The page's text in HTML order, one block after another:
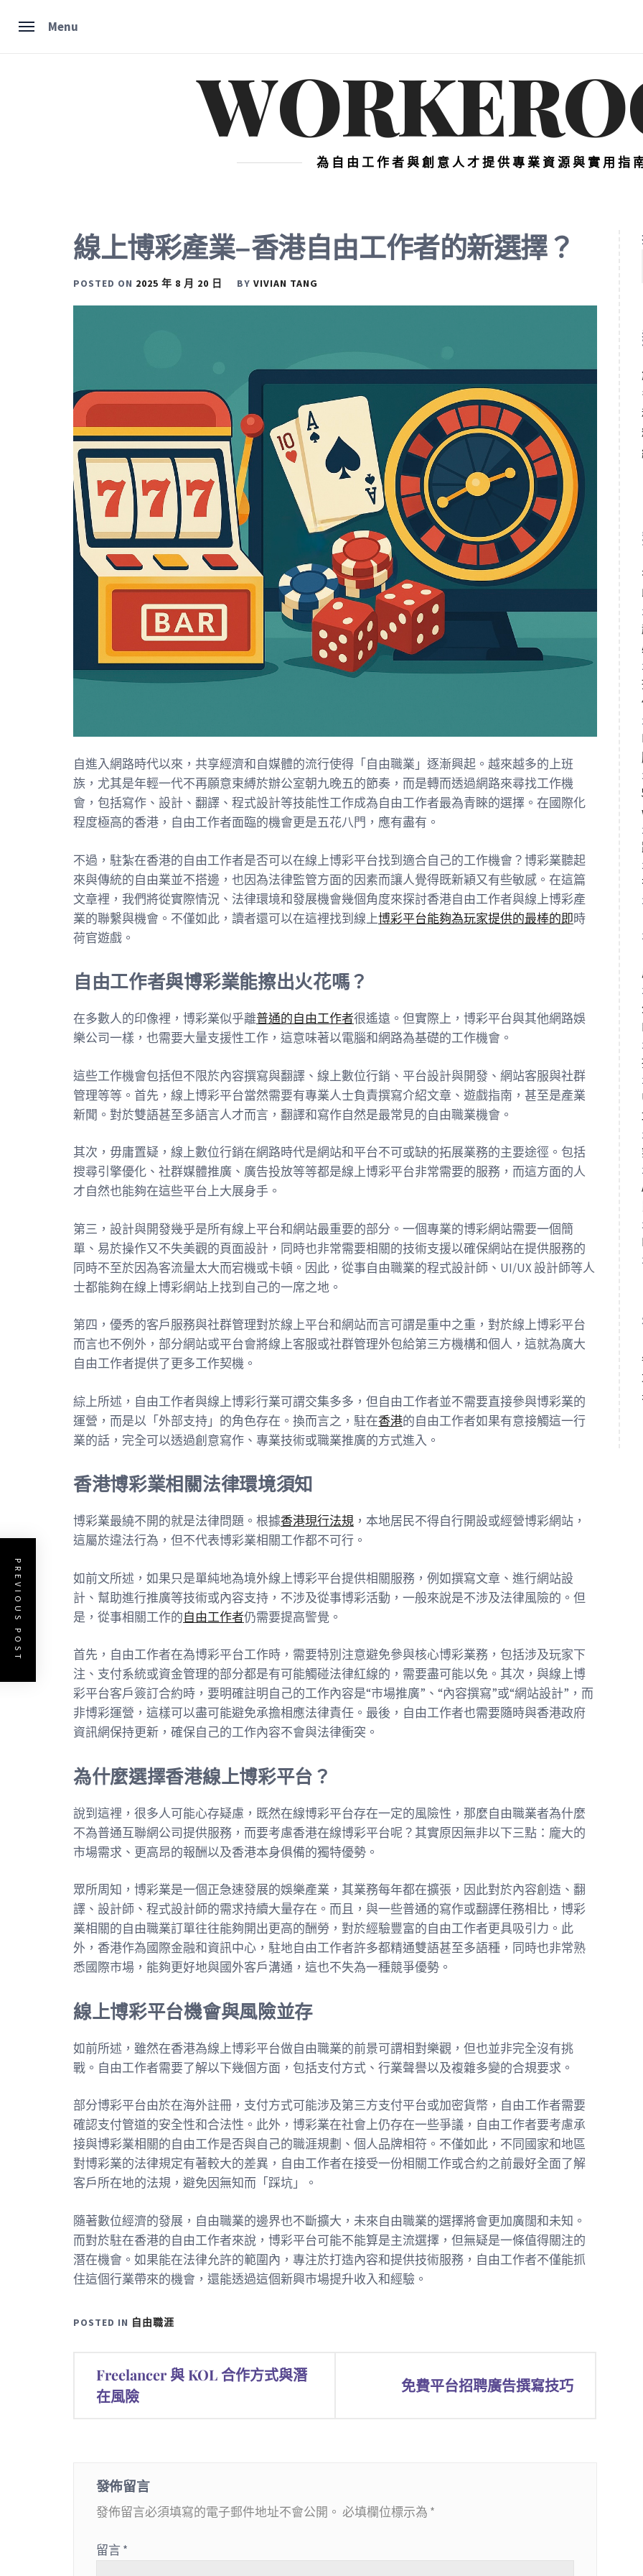
Menu
為自由工作者與創意人才提供專業資源與實用指
線上博彩產業–香港自由工作者的新選擇？
POSTED ON 2025 年 8 月 20 日 BY VIVIAN TANG
自進入網路時代以來，共享經濟和自媒體的流行使得「自由職業」逐漸興起。越來越多的上班
族，尤其是年輕一代不再願意束縛於辦公室朝九晚五的節奏，而是轉而透過網路來尋找工作機
會，包括寫作、設計、翻譯、程式設計等技能性工作成為自由工作者最為青睞的選擇。在國際化
程度極高的香港，自由工作者面臨的機會更是五花八門，應有盡有。
不過，駐紮在香港的自由工作者是否可以在線上博彩平台找到適合自己的工作機會？博彩業聽起
來與傳統的自由業並不搭邊，也因為法律監管方面的因素而讓人覺得既新穎又有些敏感。在這篇
文章裡，我們將從實際情況、法律環境和發展機會幾個角度來探討香港自由工作者與線上博彩產
業的聯繫與機會。不僅如此，讀者還可以在這裡找到線上博彩平台能夠為玩家提供的最棒的即時
荷官遊戲。
自由工作者與博彩業能擦出火花嗎？
在多數人的印像裡，博彩業似乎離普通的自由工作者很遙遠。但實際上，博彩平台與其他網路娛
樂公司一樣，也需要大量支援性工作，這意味著以電腦和網路為基礎的工作機會。
這些工作機會包括但不限於內容撰寫與翻譯、線上數位行銷、平台設計與開發、網站客服與社群
管理等等。首先，線上博彩平台當然需要有專業人士負責撰寫介紹文章、遊戲指南，甚至是產業
新聞。對於雙語甚至多語言人才而言，翻譯和寫作自然是最常見的自由職業機會。
其次，毋庸置疑，線上數位行銷在網路時代是網站和平台不可或缺的拓展業務的主要途徑。包括
搜尋引擎優化、社群媒體推廣、廣告投放等等都是線上博彩平台非常需要的服務，而這方面的人
才自然也能夠在這些平台上大展身手。
第三，設計與開發幾乎是所有線上平台和網站最重要的部分。一個專業的博彩網站需要一個簡
單、易於操作又不失美觀的頁面設計，同時也非常需要相關的技術支援以確保網站在提供服務的
同時不至於因為客流量太大而宕機或卡頓。因此，從事自由職業的程式設計師、UI/UX 設計師等人
士都能夠在線上博彩網站上找到自己的一席之地。
第四，優秀的客戶服務與社群管理對於線上平台和網站而言可謂是重中之重，對於線上博彩平台
而言也不例外，部分網站或平台會將線上客服或社群管理外包給第三方機構和個人，這就為廣大
自由工作者提供了更多工作契機。
綜上所述，自由工作者與線上博彩行業可謂交集多多，但自由工作者並不需要直接參與博彩業的
運營，而是以「外部支持」的角色存在。換而言之，駐在香港的自由工作者如果有意接觸這一行
業的話，完全可以透過創意寫作、專業技術或職業推廣的方式進入。
香港博彩業相關法律環境須知
博彩業最繞不開的就是法律問題。根據香港現行法規 ，本地居民不得自行開設或經營博彩網站，
這屬於違法行為，但不代表博彩業相關工作都不可行。
如前文所述，如果只是單純地為境外線上博彩平台提供相關服務，例如撰寫文章、進行網站設
計、幫助進行推廣等技術或內容支持，不涉及從事博彩活動，一般來說是不涉及法律風險的。但
是，從事相關工作的自由工作者仍需要提高警覺。
首先，自由工作者在為博彩平台工作時，需要特別注意避免參與核心博彩業務，包括涉及玩家下
注、支付系統或資金管理的部分都是有可能觸碰法律紅線的，需要盡可能以免。其次，與線上博
彩平台客戶簽訂合約時，要明確註明自己的工作內容是“市場推廣”、“內容撰寫”或“網站設計”，而
非博彩運營，這樣可以盡可能避免承擔相應法律責任。最後，自由工作者也需要隨時與香港政府
資訊網保持更新，確保自己的工作內容不會與法律衝突。
為什麼選擇香港線上博彩平台？
說到這裡，很多人可能心存疑慮，既然在線博彩平台存在一定的風險性，那麼自由職業者為什麼
不為普通互聯網公司提供服務，而要考慮香港在線博彩平台呢？其實原因無非以下三點：龐大的
市場需求、更高昂的報酬以及香港本身俱備的獨特優勢。
眾所周知，博彩業是一個正急速發展的娛樂產業，其業務每年都在擴張，因此對於內容創造、翻
譯、設計師、程式設計師的需求持續大量存在。而且，與一些普通的寫作或翻譯任務相比，博彩
業相關的自由職業訂單往往能夠開出更高的酬勞，對於經驗豐富的自由工作者更具吸引力。此
外，香港作為國際金融和資訊中心，駐地自由工作者許多都精通雙語甚至多語種，同時也非常熟
悉國際市場，能夠更好地與國外客戶溝通，這也不失為一種競爭優勢。
線上博彩平台機會與風險並存
如前所述，雖然在香港為線上博彩平台做自由職業的前景可謂相對樂觀，但也並非完全沒有挑
戰。自由工作者需要了解以下幾個方面，包括支付方式、行業聲譽以及複雜多變的合規要求。
部分博彩平台由於在海外註冊，支付方式可能涉及第三方支付平台或加密貨幣，自由工作者需要
確認支付管道的安全性和合法性。此外，博彩業在社會上仍存在一些爭議，自由工作者要考慮承
接與博彩業相關的自由工作是否與自己的職涯規劃、個人品牌相符。不僅如此，不同國家和地區
對博彩業的法律規定有著較大的差異，自由工作者在接受一份相關工作或合約之前最好全面了解
客戶所在地的法規，避免因無知而「踩坑」。
隨著數位經濟的發展，自由職業的邊界也不斷擴大，未來自由職業的選擇將會更加廣闊和未知。
而對於駐在香港的自由工作者來說，博彩平台可能不能算是主流選擇，但無疑是一條值得關注的
潛在機會。如果能在法律允許的範圍內，專注於打造內容和提供技術服務，自由工作者不僅能抓
住這個行業帶來的機會，還能透過這個新興市場提升收入和經驗。
POSTED IN 自由職涯
PREVIOUS POST
Freelancer 與 KOL 合作方式與潛
在風險
免費平台招聘廣告撰寫技巧
發佈留言
發佈留言必須填寫的電子郵件地址不會公開。 必填欄位標示為 *
留言*